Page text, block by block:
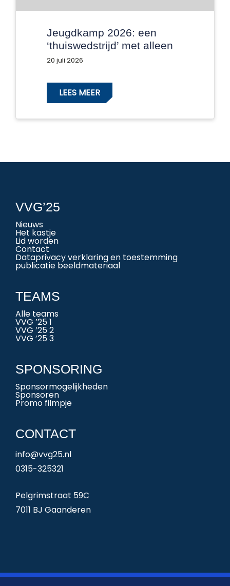
Jeugdkamp 2026: een
‘thuiswedstrijd’ met alleen
maar winnaars!
20 juli 2026
LEES MEER
VVG’25
Nieuws
Het kastje
Lid worden
Contact
Dataprivacy verklaring en toestemming
publicatie beeldmateriaal
TEAMS
Alle teams
VVG ’25 1
VVG ’25 2
VVG ’25 3
SPONSORING
Sponsormogelijkheden
Sponsoren
Promo filmpje
CONTACT
info@vvg25.nl
0315-325321
Pelgrimstraat 59C
7011 BJ Gaanderen